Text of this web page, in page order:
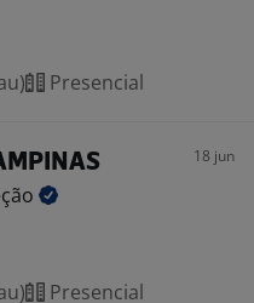
Presencial
18 jun
Presencial